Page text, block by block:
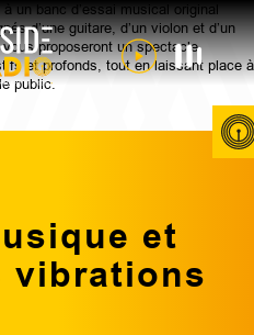
un banc d’essai musical original
d’une guitare, d’un violon et d’un
proposeront un spectacle
et profonds, tout en laissant place à
public.
et
vibrations